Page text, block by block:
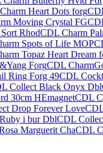
Heart Dots forg
Moving Crystal FG
RhodCDL Charm
Spots of Life MOP
Topaz Heart Dream
ForgCDL
Ring Forg 49CDL
Collect Black Onyx Dbl
30cm HEmagnetCDL
Drop Forever Love
i bur DblCDL
Marguerit ChaCDL